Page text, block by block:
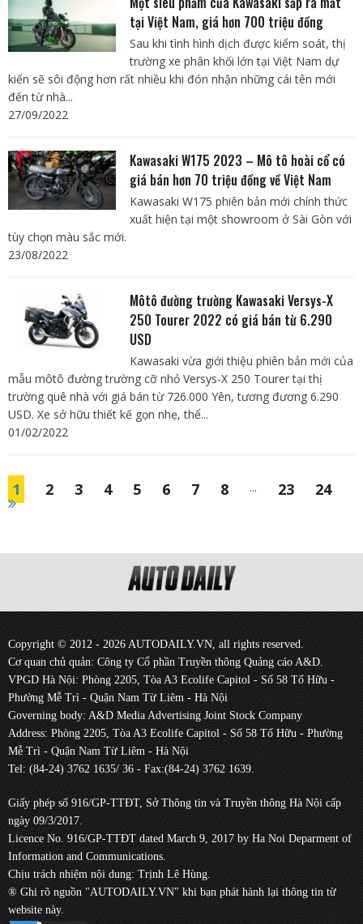
tại Việt Nam, giá hơn 700 triệu đồng
Sau khi tình hình dịch được kiểm soát, thị
trường xe phân khối lớn tại Việt Nam dự
kiến sẽ sôi động hơn rất nhiều khi đón nhận những cái tên mới
đến từ nhà...
27/09/2022
Kawasaki W175 2023 – Mô tô hoài cổ có
giá bán hơn 70 triệu đồng về Việt Nam
Kawasaki W175 phiên bản mới chính thức
xuất hiện tại một showroom ở Sài Gòn với
tùy chọn màu sắc mới.
23/08/2022
Môtô đường trường Kawasaki Versys-X
250 Tourer 2022 có giá bán từ 6.290
USD
Kawasaki vừa giới thiệu phiên bản mới của
mẫu môtô đường trường cỡ nhỏ Versys-X 250 Tourer tại thị
trường quê nhà với giá bán từ 726.000 Yên, tương đương 6.290
USD. Xe sở hữu thiết kế gọn nhẹ, thể...
01/02/2022
1 2 3 4 5 6 7 8 ... 23 24
Copyright © 2012 - 2026 AUTODAILY.VN, all rights reserved.
Cơ quan chủ quản: Công ty Cổ phần Truyền thông Quảng cáo A&D.
VPGD Hà Nội: Phòng 2205, Tòa A3 Ecolife Capitol - Số 58 Tố Hữu -
Phường Mễ Trì - Quận Nam Từ Liêm - Hà Nội
Governing body: A&D Media Advertising Joint Stock Company
Address: Phòng 2205, Tòa A3 Ecolife Capitol - Số 58 Tố Hữu - Phường
Mễ Trì - Quận Nam Từ Liêm - Hà Nội
Tel: (84-24) 3762 1635/ 36 - Fax:(84-24) 3762 1639.
Giấy phép số 916/GP-TTĐT, Sở Thông tin và Truyền thông Hà Nội cấp
ngày 09/3/2017.
Licence No. 916/GP-TTĐT dated March 9, 2017 by Ha Noi Deparment of
Information and Communications.
Chịu trách nhiệm nội dung: Trịnh Lê Hùng.
® Ghi rõ nguồn "AUTODAILY.VN" khi bạn phát hành lại thông tin từ
website này.